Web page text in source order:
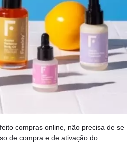
compras online, não precisa de se
de compra e de ativação do